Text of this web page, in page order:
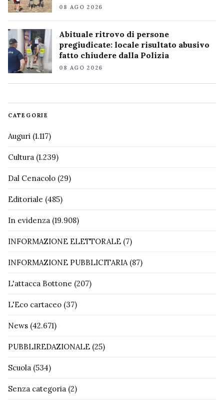
08 AGO 2026
Abituale ritrovo di persone
pregiudicate: locale risultato abusivo
fatto chiudere dalla Polizia
08 AGO 2026
CATEGORIE
Auguri (1.117)
Cultura (1.239)
Dal Cenacolo (29)
Editoriale (485)
In evidenza (19.908)
INFORMAZIONE ELETTORALE (7)
INFORMAZIONE PUBBLICITARIA(87)
L'attacca Bottone (207)
L'Eco cartaceo (37)
News (42.671)
PUBBLIREDAZIONALE (25)
Scuola (534)
Senza categoria (2)